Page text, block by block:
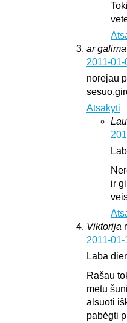
ar
2011-
norejau
Atsakyti
ir
Viktorija
2011-
Laba
Rašau
metu
alsuoti
pabėgti